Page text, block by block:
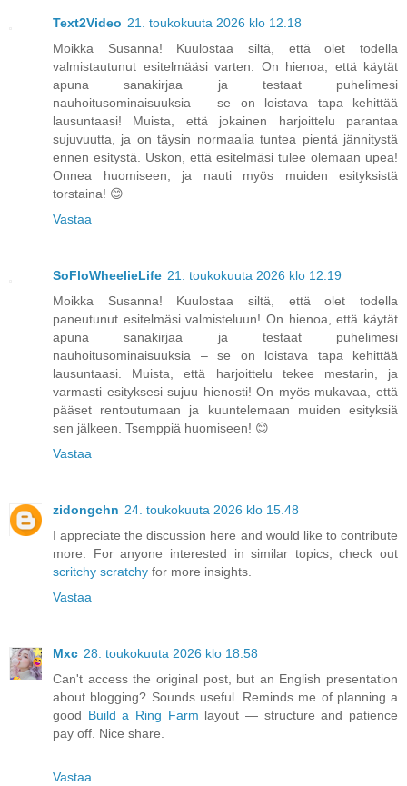
Text2Video 21. toukokuuta 2026 klo 12.18
Moikka Susanna! Kuulostaa siltä, että olet todella
valmistautunut esitelmääsi varten. On hienoa, että käytät
apuna sanakirjaa ja testaat puhelimesi
nauhoitusominaisuuksia – se on loistava tapa kehittää
lausuntaasi! Muista, että jokainen harjoittelu parantaa
sujuvuutta, ja on täysin normaalia tuntea pientä jännitystä
ennen esitystä. Uskon, että esitelmäsi tulee olemaan upea!
Onnea huomiseen, ja nauti myös muiden esityksistä
torstaina! 😊
Vastaa
SoFloWheelieLife 21. toukokuuta 2026 klo 12.19
Moikka Susanna! Kuulostaa siltä, että olet todella
paneutunut esitelmäsi valmisteluun! On hienoa, että käytät
apuna sanakirjaa ja testaat puhelimesi
nauhoitusominaisuuksia – se on loistava tapa kehittää
lausuntaasi. Muista, että harjoittelu tekee mestarin, ja
varmasti esityksesi sujuu hienosti! On myös mukavaa, että
pääset rentoutumaan ja kuuntelemaan muiden esityksiä
sen jälkeen. Tsemppiä huomiseen! 😊
Vastaa
zidongchn 24. toukokuuta 2026 klo 15.48
I appreciate the discussion here and would like to contribute
more. For anyone interested in similar topics, check out
scritchy scratchy for more insights.
Vastaa
Mxc 28. toukokuuta 2026 klo 18.58
Can't access the original post, but an English presentation
about blogging? Sounds useful. Reminds me of planning a
good Build a Ring Farm layout — structure and patience
pay off. Nice share.
Vastaa